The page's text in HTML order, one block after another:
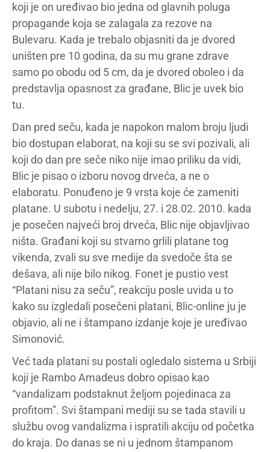
koji je on uređivao bio jedna od glavnih poluga
propagande koja se zalagala za rezove na
Bulevaru. Kada je trebalo objasniti da je dvored
uništen pre 10 godina, da su mu grane zdrave
samo po obodu od 5 cm, da je dvored oboleo i da
predstavlja opasnost za građane, Blic je uvek bio
tu.
Dan pred seču, kada je napokon malom broju ljudi
bio dostupan elaborat, na koji su se svi pozivali, ali
koji do dan pre seče niko nije imao priliku da vidi,
Blic je pisao o izboru novog drveća, a ne o
elaboratu. Ponuđeno je 9 vrsta koje će zameniti
platane. U subotu i nedelju, 27. i 28.02. 2010. kada
je posečen najveći broj drveća, Blic nije objavljivao
ništa. Građani koji su stvarno grlili platane tog
vikenda, zvali su sve medije da svedoče šta se
dešava, ali nije bilo nikog. Fonet je pustio vest
“Platani nisu za seču”, reakciju posle uvida u to
kako su izgledali posečeni platani, Blic-online ju je
objavio, ali ne i štampano izdanje koje je uređivao
Simonović.
Već tada platani su postali ogledalo sistema u Srbiji
koji je Rambo Amadeus dobro opisao kao
“vandalizam podstaknut željom pojedinaca za
profitom”. Svi štampani mediji su se tada stavili u
službu ovog vandalizma i ispratili akciju od početka
do kraja. Do danas se ni u jednom štampanom